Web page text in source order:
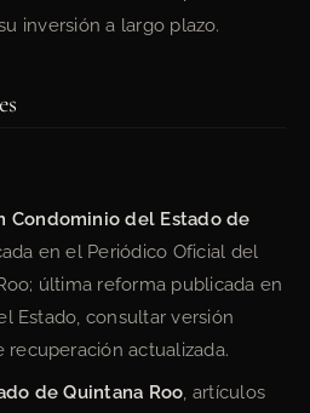
inversión a largo plazo.
Condominio del Estado de
en el Periódico Oficial del
última reforma publicada en
Estado, consultar versión
actualizada.
de Quintana Roo , artículos